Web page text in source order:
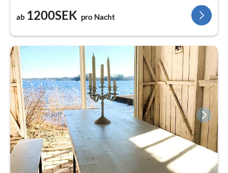
ab 1200SEK pro Nacht